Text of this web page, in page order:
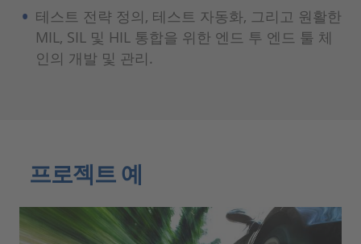
테스트 전략 정의, 테스트 자동화, 그리고 원활한
MIL, SIL 및 HIL 통합을 위한 엔드 투 엔드 툴 체
인의 개발 및 관리.
프로젝트 예